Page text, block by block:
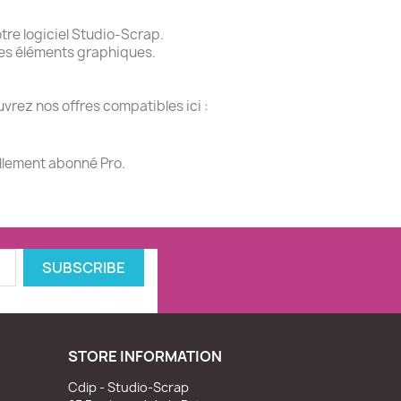
logiciel Studio-Scrap.
éléments graphiques.
nos offres compatibles ici :
abonné Pro.
STORE INFORMATION
Cdip - Studio-Scrap